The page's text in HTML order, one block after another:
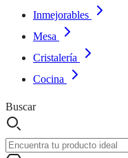
Inmejorables
Mesa
Cristalería
Cocina
Buscar